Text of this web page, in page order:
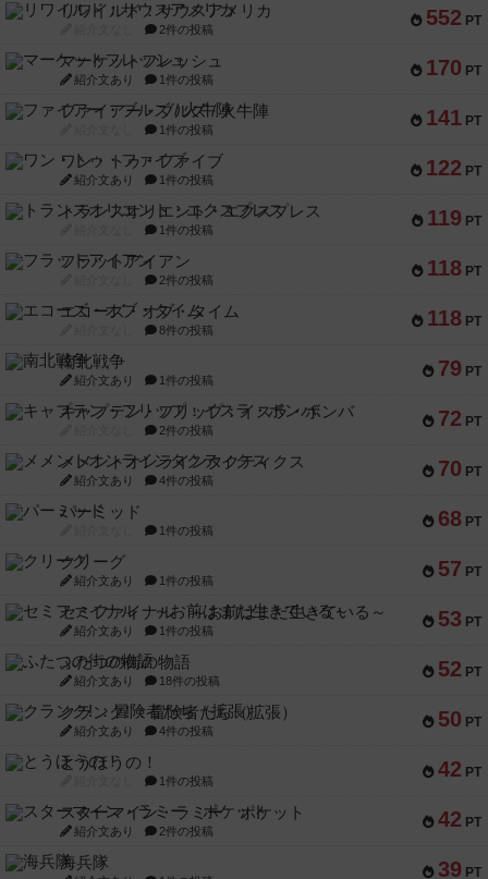
552 PT
リワイルド：サウスアメリカ
2件の投稿
170 PT
マーケットフレッシュ
紹介文あり 1件の投稿
141 PT
ファイアー・ブルズ / 火牛陣
1件の投稿
122 PT
ワン・トゥ・ファイブ
紹介文あり 1件の投稿
119 PT
トランスオリエント・エクスプレス
1件の投稿
118 PT
フラットアイアン
2件の投稿
118 PT
エコーズ・オブ・タイム
8件の投稿
79 PT
南北戦争
紹介文あり 1件の投稿
72 PT
キャプテン・フリップ：イスラ・ボンバ
2件の投稿
70 PT
メメントオンラインタクティクス
紹介文あり 4件の投稿
68 PT
パーミッド
1件の投稿
57 PT
クリーグ
紹介文あり 1件の投稿
53 PT
セミファイナル ～お前はまだ生きている～
紹介文あり 1件の投稿
52 PT
ふたつの街の物語
紹介文あり 18件の投稿
50 PT
クランク! ：冒険者たち（拡張）
紹介文あり 4件の投稿
42 PT
とうほうの！
1件の投稿
42 PT
スターマイン・ラミー ポケット
紹介文あり 2件の投稿
39 PT
海兵隊